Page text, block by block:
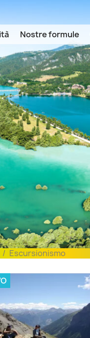
Nostre formule
Escursionismo